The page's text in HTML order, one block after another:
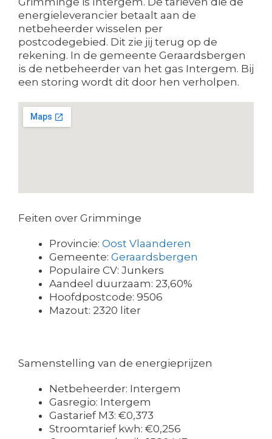
energieleverancier betaalt aan de
netbeheerder wisselen per
postcodegebied. Dit zie jij terug op de
rekening. In de gemeente Geraardsbergen
is de netbeheerder van het gas Intergem. Bij
een storing wordt dit door hen verholpen.
Feiten over Grimminge
Provincie: Oost Vlaanderen
Gemeente: Geraardsbergen
Populaire CV: Junkers
Aandeel duurzaam: 23,60%
Hoofdpostcode: 9506
Mazout: 2320 liter
Samenstelling van de energieprijzen
Netbeheerder: Intergem
Gasregio: Intergem
Gastarief M3: €0,373
Stroomtarief kwh: €0,256